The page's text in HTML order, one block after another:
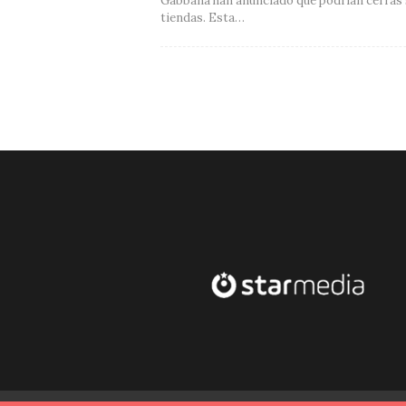
tiendas. Esta…